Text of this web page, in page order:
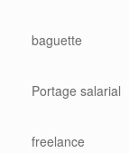
baguette
Portage salarial
freelance